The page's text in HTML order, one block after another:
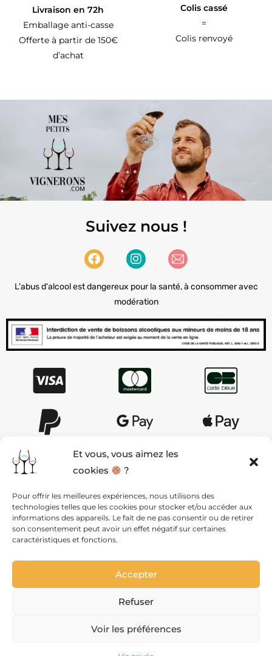
Et vous, vous aimez les
cookies
?
Pour offrir les meilleures expériences, nous utilisons des
technologies telles que les cookies pour stocker et/ou accéder aux
informations des appareils. Le fait de ne pas consentir ou de retirer
son consentement peut avoir un effet négatif sur certaines
caractéristiques et fonctions.
Accepter
Refuser
Voir les préférences
Livraison en 72h
Emballage anti-casse
Offerte à partir de 150€
d’achat
Colis cassé
=
Colis renvoyé
Suivez nous !
L'abus d'alcool est dangereux pour la santé, à consommer avec
modération
QUI SOMMES NOUS ?
VIE PRIVÉE
PLAN DU SITE